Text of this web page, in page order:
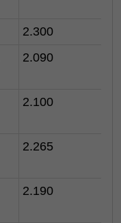
2.300
2.090
2.100
2.265
2.190